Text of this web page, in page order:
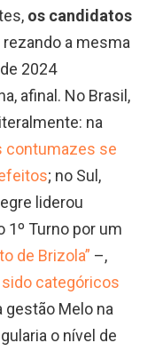
os candidatos
a mesma
2024
afinal. No Brasil,
na
contumazes se
; no Sul,
liderou
1º Turno por um
de Brizola” –,
categóricos
gestão Melo na
o nível de